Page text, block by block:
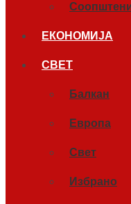
ЕКОНОМИЈА
СВЕТ
Балкан
Европа
Свет
Избрано